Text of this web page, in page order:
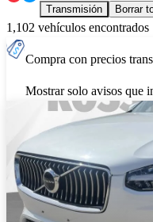
Transmisión Borrar
1,102 vehículos encontrados
Compra con precios
Mostrar solo avisos que